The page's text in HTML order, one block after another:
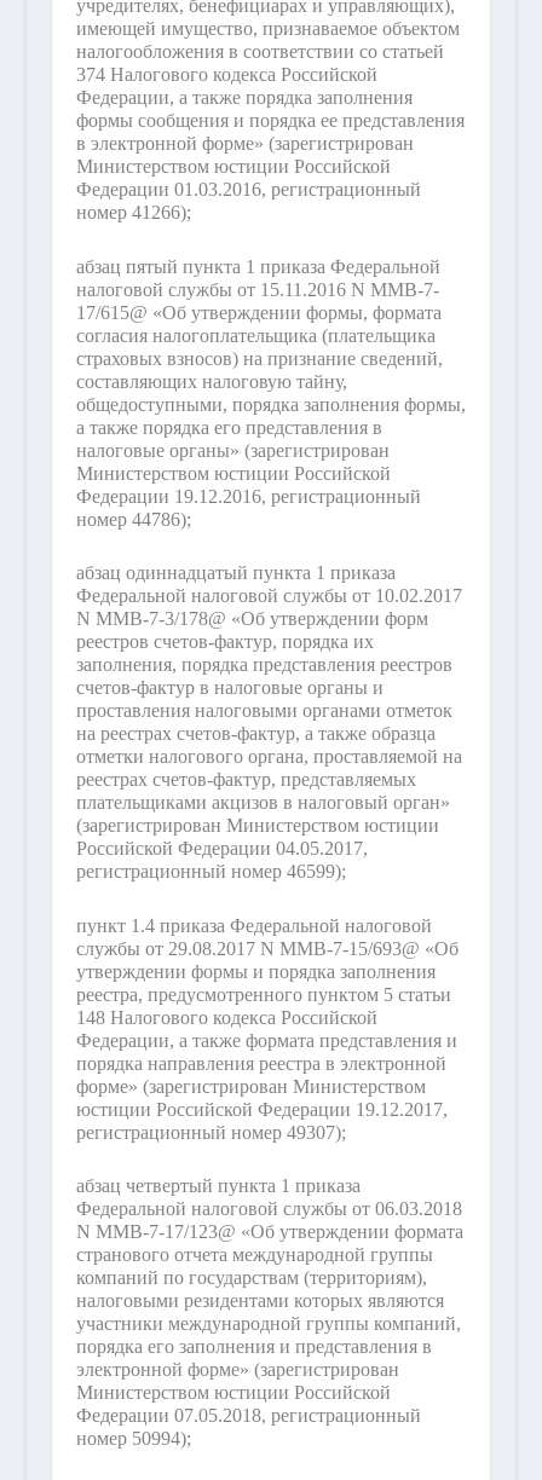
учредителях, бенефициарах и управляющих),
имеющей имущество, признаваемое объектом
налогообложения в соответствии со статьей
374 Налогового кодекса Российской
Федерации, а также порядка заполнения
формы сообщения и порядка ее представления
в электронной форме» (зарегистрирован
Министерством юстиции Российской
Федерации 01.03.2016, регистрационный
номер 41266);
абзац пятый пункта 1 приказа Федеральной
налоговой службы от 15.11.2016 N ММВ-7-
17/615@ «Об утверждении формы, формата
согласия налогоплательщика (плательщика
страховых взносов) на признание сведений,
составляющих налоговую тайну,
общедоступными, порядка заполнения формы,
а также порядка его представления в
налоговые органы» (зарегистрирован
Министерством юстиции Российской
Федерации 19.12.2016, регистрационный
номер 44786);
абзац одиннадцатый пункта 1 приказа
Федеральной налоговой службы от 10.02.2017
N ММВ-7-3/178@ «Об утверждении форм
реестров счетов-фактур, порядка их
заполнения, порядка представления реестров
счетов-фактур в налоговые органы и
проставления налоговыми органами отметок
на реестрах счетов-фактур, а также образца
отметки налогового органа, проставляемой на
реестрах счетов-фактур, представляемых
плательщиками акцизов в налоговый орган»
(зарегистрирован Министерством юстиции
Российской Федерации 04.05.2017,
регистрационный номер 46599);
пункт 1.4 приказа Федеральной налоговой
службы от 29.08.2017 N ММВ-7-15/693@ «Об
утверждении формы и порядка заполнения
реестра, предусмотренного пунктом 5 статьи
148 Налогового кодекса Российской
Федерации, а также формата представления и
порядка направления реестра в электронной
форме» (зарегистрирован Министерством
юстиции Российской Федерации 19.12.2017,
регистрационный номер 49307);
абзац четвертый пункта 1 приказа
Федеральной налоговой службы от 06.03.2018
N ММВ-7-17/123@ «Об утверждении формата
странового отчета международной группы
компаний по государствам (территориям),
налоговыми резидентами которых являются
участники международной группы компаний,
порядка его заполнения и представления в
электронной форме» (зарегистрирован
Министерством юстиции Российской
Федерации 07.05.2018, регистрационный
номер 50994);